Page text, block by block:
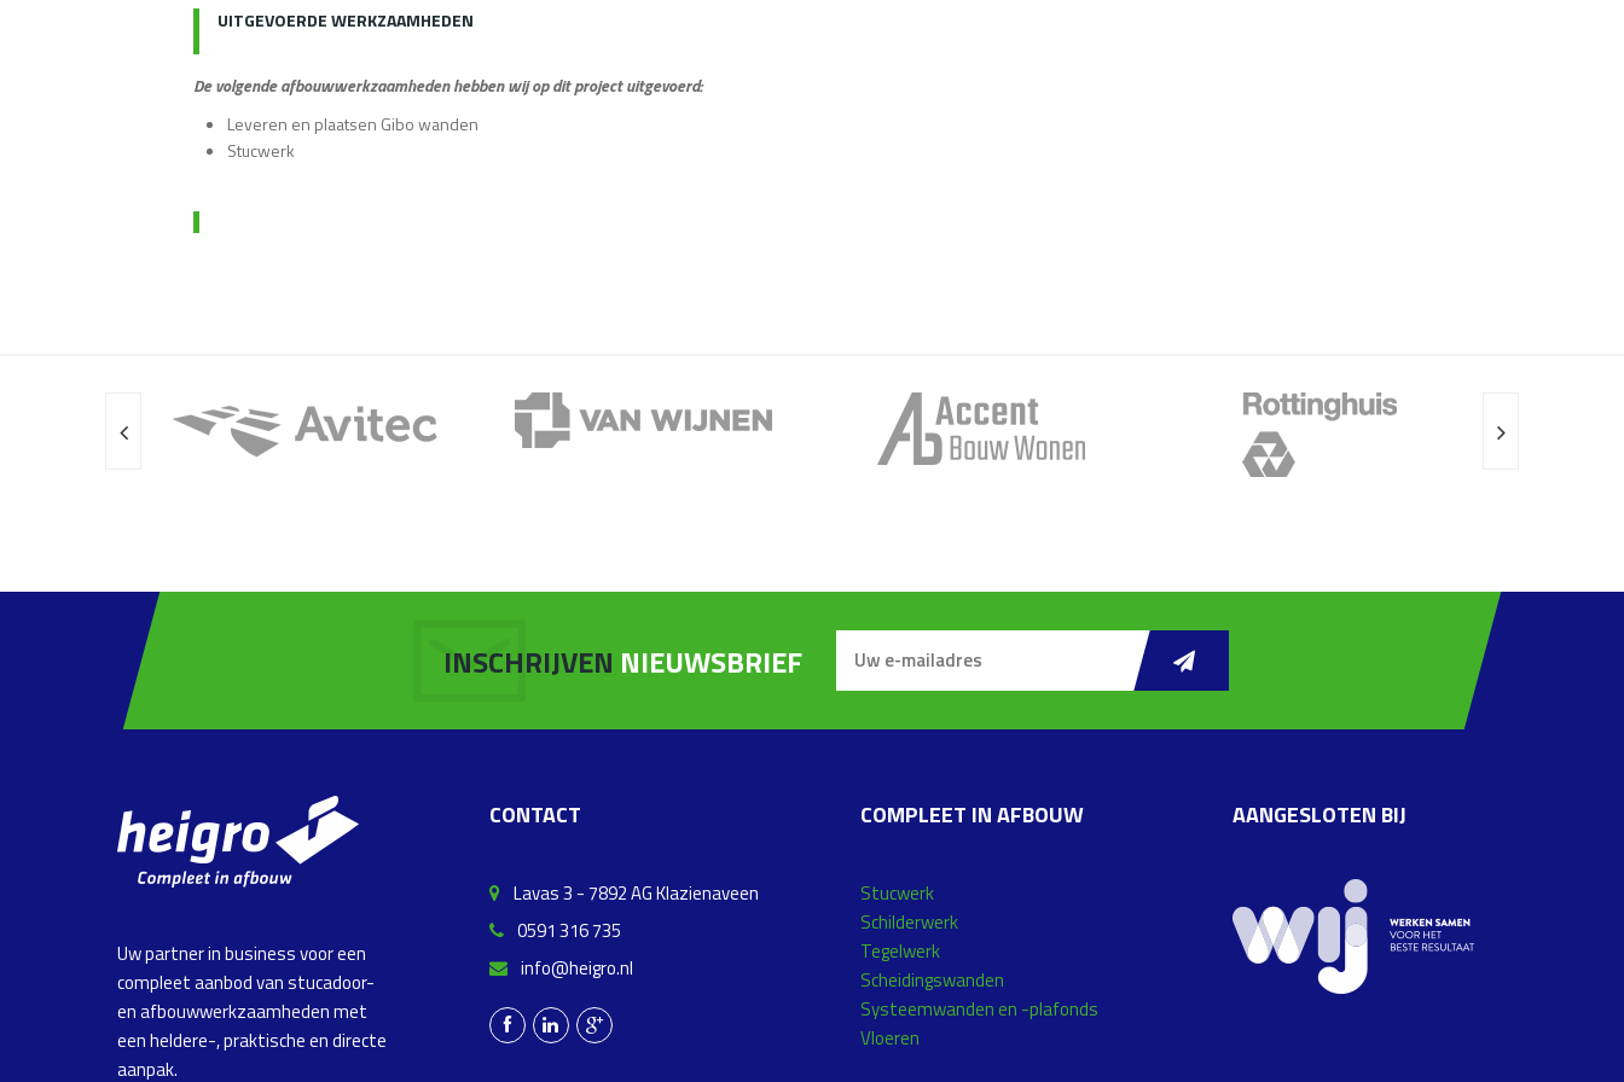
UITGEVOERDE WERKZAAMHEDEN
De volgende afbouwwerkzaamheden hebben wij op dit project uitgevoerd:
Leveren en plaatsen Gibo wanden
Stucwerk
INSCHRIJVEN NIEUWSBRIEF
Uw partner in business voor een
compleet aanbod van stucadoor-
en afbouwwerkzaamheden met
een heldere-, praktische en directe
aanpak.
CONTACT
Lavas 3 - 7892 AG Klazienaveen
0591 316 735
info@heigro.nl
COMPLEET IN AFBOUW
Stucwerk
Schilderwerk
Tegelwerk
Scheidingswanden
Systeemwanden en -plafonds
Vloeren
AANGESLOTEN BIJ